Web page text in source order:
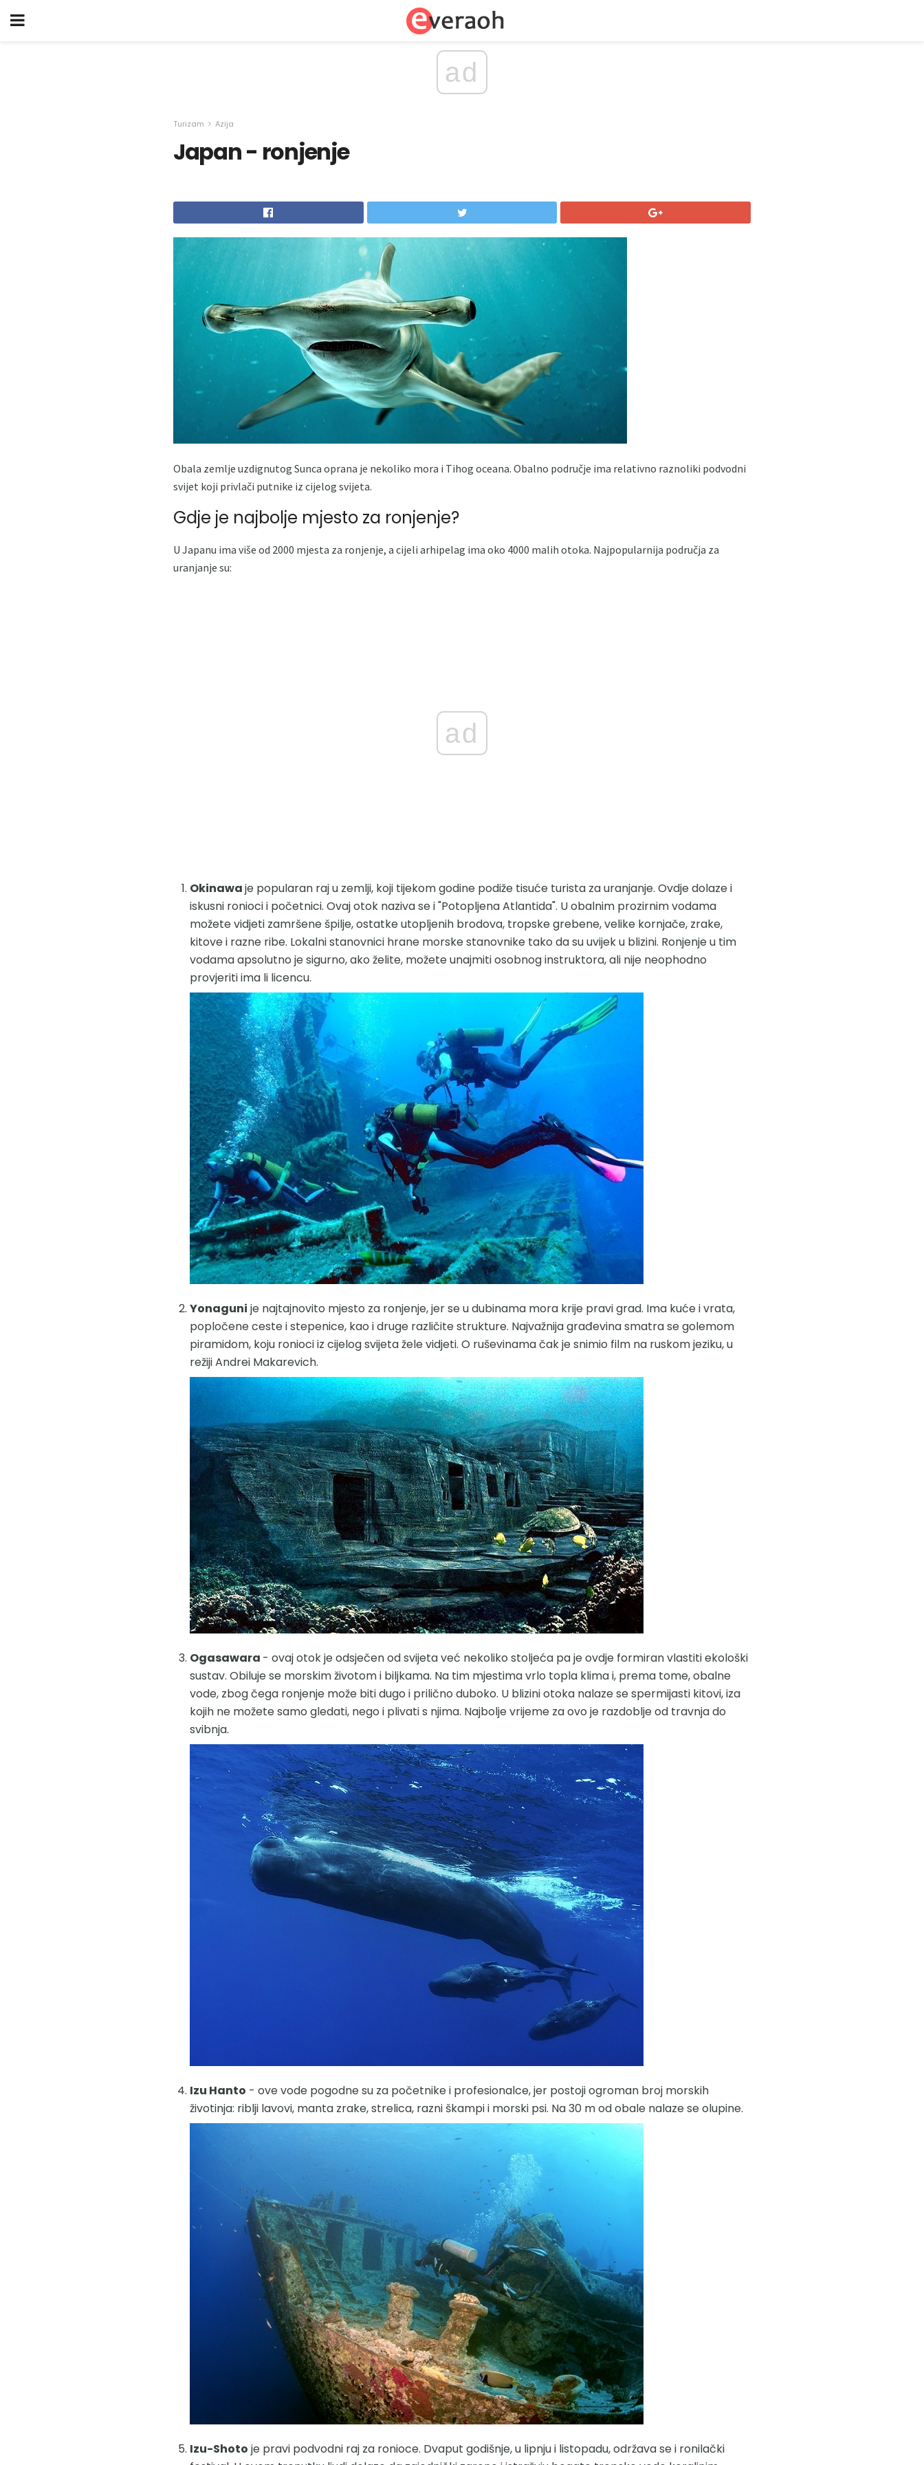
ad
Turizam Azija
Japan - ronjenje
Obala zemlje uzdignutog Sunca oprana je nekoliko mora i Tihog oceana. Obalno područje ima relativno raznoliki podvodni
svijet koji privlači putnike iz cijelog svijeta.
Gdje je najbolje mjesto za ronjenje?
U Japanu ima više od 2000 mjesta za ronjenje, a cijeli arhipelag ima oko 4000 malih otoka. Najpopularnija područja za
uranjanje su:
ad
Okinawaje popularan raj u zemlji, koji tijekom godine podiže tisuće turista za uranjanje. Ovdje dolaze i
iskusni ronioci i početnici. Ovaj otok naziva se i "Potopljena Atlantida". U obalnim prozirnim vodama
možete vidjeti zamršene špilje, ostatke utopljenih brodova, tropske grebene, velike kornjače, zrake,
kitove i razne ribe. Lokalni stanovnici hrane morske stanovnike tako da su uvijek u blizini. Ronjenje u tim
vodama apsolutno je sigurno, ako želite, možete unajmiti osobnog instruktora, ali nije neophodno
provjeriti ima li licencu.
Yonaguni je najtajnovito mjesto za ronjenje, jer se u dubinama mora krije pravi grad. Ima kuće i vrata,
popločene ceste i stepenice, kao i druge različite strukture. Najvažnija građevina smatra se golemom
piramidom, koju ronioci iz cijelog svijeta žele vidjeti. O ruševinama čak je snimio film na ruskom jeziku, u
režiji Andrei Makarevich.
Ogasawara - ovaj otok je odsječen od svijeta već nekoliko stoljeća pa je ovdje formiran vlastiti ekološki
sustav. Obiluje se morskim životom i biljkama. Na tim mjestima vrlo topla klima i, prema tome, obalne
vode, zbog čega ronjenje može biti dugo i prilično duboko. U blizini otoka nalaze se spermijasti kitovi, iza
kojih ne možete samo gledati, nego i plivati ​​s njima. Najbolje vrijeme za ovo je razdoblje od travnja do
svibnja.
Izu Hanto - ove vode pogodne su za početnike i profesionalce, jer postoji ogroman broj morskih
životinja: riblji lavovi, manta zrake, strelica, razni škampi i morski psi. Na 30 m od obale nalaze se olupine.
Izu-Shoto je pravi podvodni raj za ronioce. Dvaput godišnje, u lipnju i listopadu, održava se i ronilački